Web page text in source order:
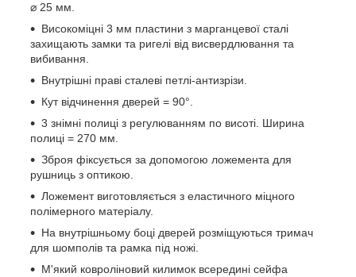
⌀ 25 мм.
Високоміцні 3 мм пластини з марганцевої сталі
захищають замки та ригелі від висвердлювання та
вибивання.
Внутрішні праві сталеві петлі-антизрізи.
Кут відчинення дверей = 90°.
3 знімні полиці з регулюванням по висоті. Ширина
полиці = 270 мм.
Зброя фіксується за допомогою ложемента для
рушниць з оптикою.
Ложемент виготовляється з еластичного міцного
полімерного матеріалу.
На внутрішньому боці дверей розміщуються тримач
для шомполів та рамка під ножі.
М'який ковроліновий килимок всередині сейфа